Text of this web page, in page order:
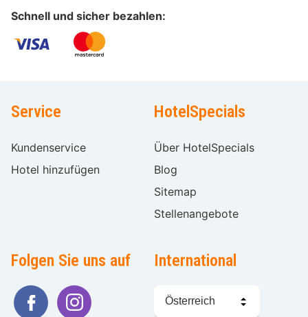
Schnell und sicher bezahlen:
Service
Kundenservice
Hotel hinzufügen
HotelSpecials
Über HotelSpecials
Blog
Sitemap
Stellenangebote
Folgen Sie uns auf International
Sprache
wählen